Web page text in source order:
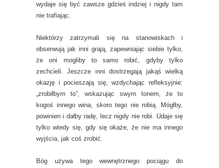
wydaje się być zawsze gdzieś indziej i nigdy tam
nie trafiając.
Niektórzy zatrzymali się na stanowiskach i
obserwują jak inni grają, zapewniając siebie tylko,
że oni mogliby to samo robić, gdyby tylko
zechcieli. Jeszcze inni dostrzegają jakąś wielką
okazję i pocieszają się, wzdychając refleksyjnie:
„zrobiłbym to”, wskazując swym tonem, że to
kogoś innego wina, skoro tego nie robią. Mógłby,
powinien i dałby radę, lecz nigdy nie robi. Udaje się
tylko wtedy się, gdy się okaże, że nie ma innego
wyjścia, jak coś zrobić.
Bóg używa tego wewnętrznego pociągu do